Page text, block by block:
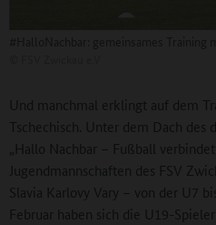
Und manchmal erklingt auf dem
Tschechisch. Unter dem Dach des
„Hallo Nachbar – Fußball
Jugendmannschaften des FSV
Slavia Karlovy Vary – von der U7
Februar haben sich die U19-